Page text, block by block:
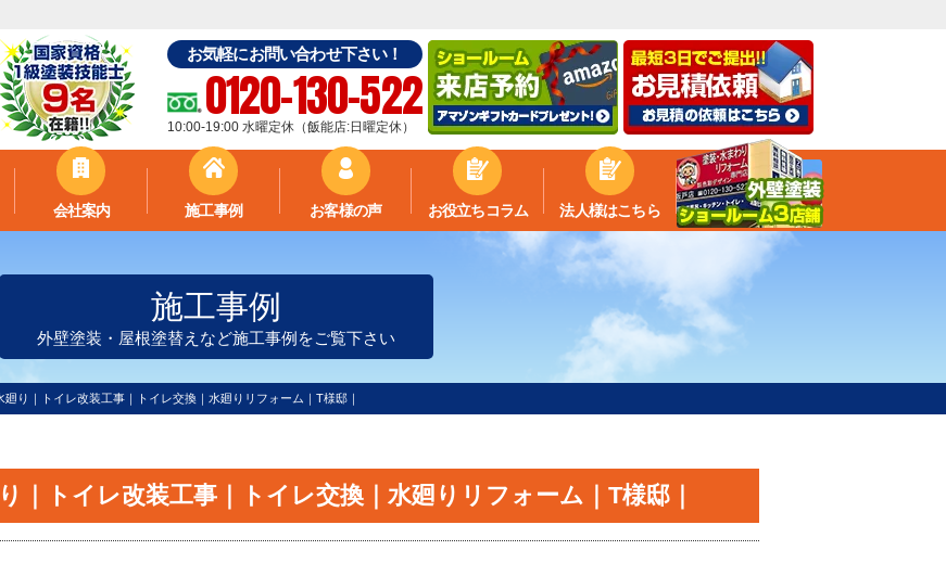
お気軽にお問い合わせ下さい！
0120-130-522
10:00-19:00 水曜定休（飯能店:日曜定休）
会社案内 施工事例 お客様の声 お役立ちコラム 法人様はこちら
施工事例
外壁塗装・屋根塗替えなど施工事例をご覧下さい
り｜トイレ改装工事｜トイレ交換｜水廻りリフォーム｜T様邸｜
｜トイレ改装工事｜トイレ交換｜水廻りリフォーム｜T様邸｜